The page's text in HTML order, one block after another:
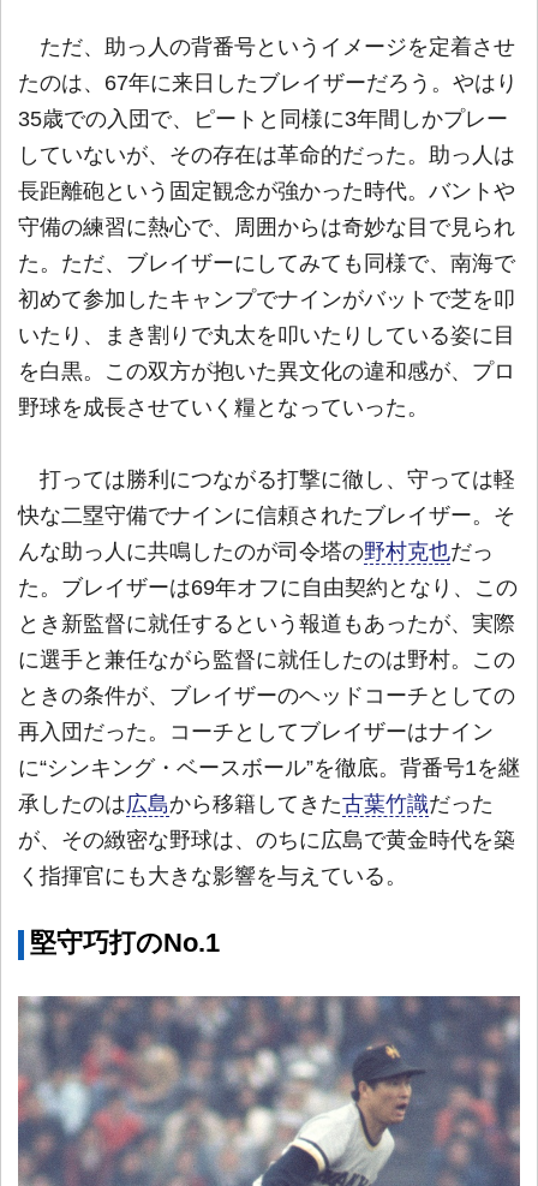
ただ、助っ人の背番号というイメージを定着させ
たのは、67年に来日したブレイザーだろう。やはり
35歳での入団で、ピートと同様に3年間しかプレー
していないが、その存在は革命的だった。助っ人は
長距離砲という固定観念が強かった時代。バントや
守備の練習に熱心で、周囲からは奇妙な目で見られ
た。ただ、ブレイザーにしてみても同様で、南海で
初めて参加したキャンプでナインがバットで芝を叩
いたり、まき割りで丸太を叩いたりしている姿に目
を白黒。この双方が抱いた異文化の違和感が、プロ
野球を成長させていく糧となっていった。
打っては勝利につながる打撃に徹し、守っては軽
快な二塁守備でナインに信頼されたブレイザー。そ
んな助っ人に共鳴したのが司令塔の野村克也だっ
た。ブレイザーは69年オフに自由契約となり、この
とき新監督に就任するという報道もあったが、実際
に選手と兼任ながら監督に就任したのは野村。この
ときの条件が、ブレイザーのヘッドコーチとしての
再入団だった。コーチとしてブレイザーはナイン
に“シンキング・ベースボール”を徹底。背番号1を継
承したのは広島から移籍してきた古葉竹識だった
が、その緻密な野球は、のちに広島で黄金時代を築
く指揮官にも大きな影響を与えている。
堅守巧打のNo.1